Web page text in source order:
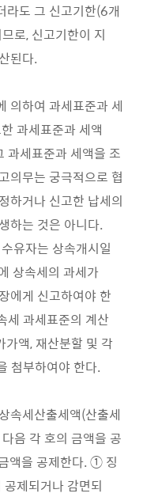
라도 그 신고기한(6개
로, 신고기한이 지
된다.
의하여 과세표준과 세
과세표준과 세액
과세표준과 세액을 조
의무는 궁극적으로 협
하거나 신고한 납세의
하는 것은 아니다.
유자는 상속개시일
상속세의 과세가
에게 신고하여야 한
세 과세표준의 계산
가액, 재산분할 및 각
첨부하여야 한다.
속세산출세액(산출세
음 각 호의 금액을 공
액을 공제한다. ① 징
제되거나 감면되